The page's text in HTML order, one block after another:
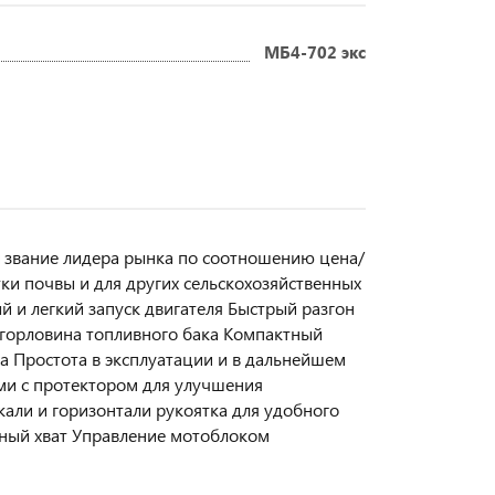
МБ4-702 экс
лидера рынка по соотношению цена/
почвы и для других сельскохозяйственных
легкий запуск двигателя Быстрый разгон
топливного бака Компактный
Простота в эксплуатации и в дальнейшем
с протектором для улучшения
и горизонтали рукоятка для удобного
хват Управление мотоблоком